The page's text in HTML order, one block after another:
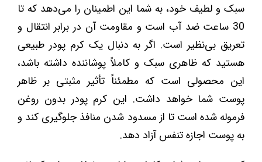
سبک و لطیف خود، به شما این اطمینان را می‌دهد که تا
30 ساعت ضد آب است و مقاومت آن در برابر انتقال و
تعریق بی‌نظیر است. اگر به دنبال یک کرم پودر طبیعی
هستید که ظاهری سبک و کاملاً پوشاننده داشته باشد،
این محصولی است که مطمئناً تأثیر مثبتی بر ظاهر
پوست شما خواهد داشت. این کرم پودر بدون روغن
فرموله شده است تا از مسدود شدن منافذ جلوگیری کند و
به پوست اجازه تنفس آزاد دهد.